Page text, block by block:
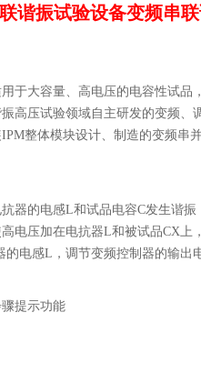
谐振试验设备变频串
于大容量、高电压的电容性试
高压试验领域自主研发的变频
整体模块设计、制造的变频
器的电感L和试品电容C发生谐
电压加在电抗器L和被试品CX
电感L，调节变频控制器的输出
提示功能